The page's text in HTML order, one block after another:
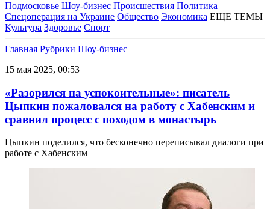
Подмосковье Шоу-бизнес Происшествия Политика
Спецоперация на Украине Общество Экономика ЕЩЕ ТЕМЫ
Культура Здоровье Спорт
Главная Рубрики Шоу-бизнес
15 мая 2025, 00:53
«Разорился на успокоительные»: писатель
Цыпкин пожаловался на работу с Хабенским и
сравнил процесс с походом в монастырь
Цыпкин поделился, что бесконечно переписывал диалоги при
работе с Хабенским